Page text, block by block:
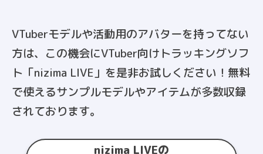
VTuberモデルや活動用のアバターを持ってない
方は、この機会にVTuber向けトラッキングソフ
ト「nizima LIVE」を是非お試しください！無料
で使えるサンプルモデルやアイテムが多数収録
されております。
nizima LIVEの